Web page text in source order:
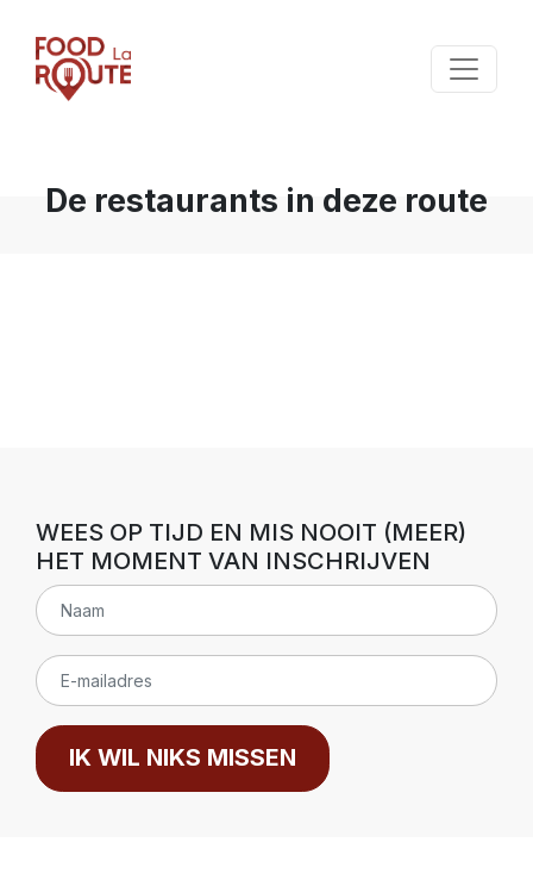
De restaurants in deze route
WEES OP TIJD EN MIS NOOIT (MEER)
HET MOMENT VAN INSCHRIJVEN
IK WIL NIKS MISSEN